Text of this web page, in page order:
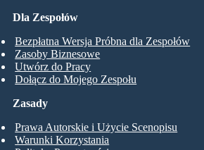
Dla Zespołów
Bezpłatna Wersja Próbna dla Zespołów
Zasoby Biznesowe
Utwórz do Pracy
Dołącz do Mojego Zespołu
Zasady
Prawa Autorskie i Użycie Scenopisu
Warunki Korzystania